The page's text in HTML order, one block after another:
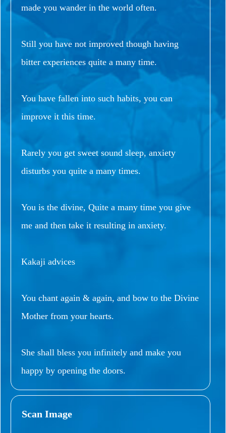
made you wander in the world often.
Still you have not improved though having
bitter experiences quite a many time.
You have fallen into such habits, you can
improve it this time.
Rarely you get sweet sound sleep, anxiety
disturbs you quite a many times.
You is the divine, Quite a many time you give
me and then take it resulting in anxiety.
Kakaji advices
You chant again & again, and bow to the Divine
Mother from your hearts.
She shall bless you infinitely and make you
happy by opening the doors.
Scan Image